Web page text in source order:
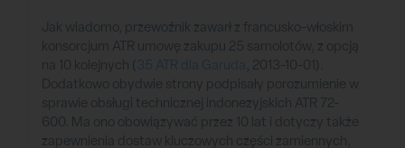
Jak wiadomo, przewoźnik zawarł z francusko-włoskim
konsorcjum ATR umowę zakupu 25 samolotów, z opcją
na 10 kolejnych ( 35 ATR dla Garuda
, 2013-10-01).
Dodatkowo obydwie strony podpisały porozumienie w
sprawie obsługi technicznej indonezyjskich ATR 72-
600. Ma ono obowiązywać przez 10 lat i dotyczy także
zapewnienia dostaw kluczowych części zamiennych,